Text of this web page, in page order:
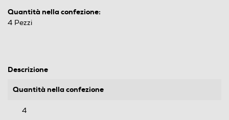
Quantità nella confezione:
4 Pezzi
Descrizione
Quantità nella confezione
4